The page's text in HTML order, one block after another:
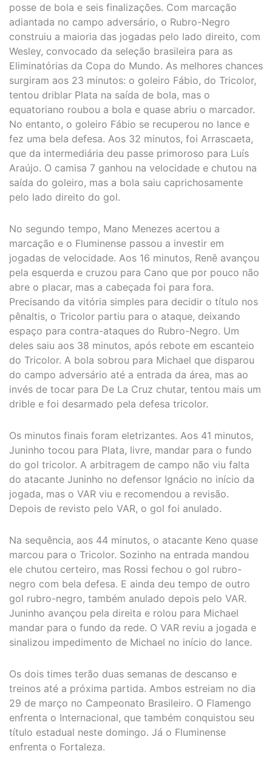
posse de bola e seis finalizações. Com marcação
adiantada no campo adversário, o Rubro-Negro
construiu a maioria das jogadas pelo lado direito, com
Wesley, convocado da seleção brasileira para as
Eliminatórias da Copa do Mundo. As melhores chances
surgiram aos 23 minutos: o goleiro Fábio, do Tricolor,
tentou driblar Plata na saída de bola, mas o
equatoriano roubou a bola e quase abriu o marcador.
No entanto, o goleiro Fábio se recuperou no lance e
fez uma bela defesa. Aos 32 minutos, foi Arrascaeta,
que da intermediária deu passe primoroso para Luís
Araújo. O camisa 7 ganhou na velocidade e chutou na
saída do goleiro, mas a bola saiu caprichosamente
pelo lado direito do gol.
No segundo tempo, Mano Menezes acertou a
marcação e o Fluminense passou a investir em
jogadas de velocidade. Aos 16 minutos, Renê avançou
pela esquerda e cruzou para Cano que por pouco não
abre o placar, mas a cabeçada foi para fora.
Precisando da vitória simples para decidir o título nos
pênaltis, o Tricolor partiu para o ataque, deixando
espaço para contra-ataques do Rubro-Negro. Um
deles saiu aos 38 minutos, após rebote em escanteio
do Tricolor. A bola sobrou para Michael que disparou
do campo adversário até a entrada da área, mas ao
invés de tocar para De La Cruz chutar, tentou mais um
drible e foi desarmado pela defesa tricolor.
Os minutos finais foram eletrizantes. Aos 41 minutos,
Juninho tocou para Plata, livre, mandar para o fundo
do gol tricolor. A arbitragem de campo não viu falta
do atacante Juninho no defensor Ignácio no início da
jogada, mas o VAR viu e recomendou a revisão.
Depois de revisto pelo VAR, o gol foi anulado.
Na sequência, aos 44 minutos, o atacante Keno quase
marcou para o Tricolor. Sozinho na entrada mandou
ele chutou certeiro, mas Rossi fechou o gol rubro-
negro com bela defesa. E ainda deu tempo de outro
gol rubro-negro, também anulado depois pelo VAR.
Juninho avançou pela direita e rolou para Michael
mandar para o fundo da rede. O VAR reviu a jogada e
sinalizou impedimento de Michael no início do lance.
Os dois times terão duas semanas de descanso e
treinos até a próxima partida. Ambos estreiam no dia
29 de março no Campeonato Brasileiro. O Flamengo
enfrenta o Internacional, que também conquistou seu
título estadual neste domingo. Já o Fluminense
enfrenta o Fortaleza.